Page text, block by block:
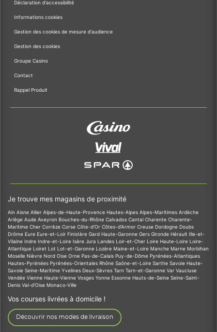
Déclaration d'accessibilité
Informations cookies
Gestion des cookies de mesure d'audience
Gestion des cookies
Groupe Casino
Contact
Rappel Produit
Je trouve mes magasins de proximité
Ain Aisne Allier Alpes-de-Haute-Provence Hautes-Alpes Alpes-Maritimes Ardèche
Ariège Aude Aveyron Bouches-du-Rhône Calvados Cantal Charente Charente-
Maritime Cher Corrèze Corse Côte-d'Or Côtes-d'Armor Creuse Dordogne Doubs
Drôme Eure Eure-et-Loir Finistère Gard Haute-Garonne Gers Gironde Hérault Ille-et-
Vilaine Indre Indre-et-Loire Isère Jura Landes Loir-et-Cher Loire Haute-Loire Loire-
Atlantique Loiret Lot Lot-et-Garonne Lozère Maine-et-Loire Manche Marne Morbihan
Moselle Nièvre Nord Oise Orne Pas-de-Calais Puy-de-Dôme Pyrénées-Atlantiques
Hautes-Pyrénées Pyrénées-Orientales Rhône Saône-et-Loire Sarthe Savoie Haute-
Savoie Seine-Maritime Yvelines Deux-Sèvres Tarn Tarn-et-Garonne Var Vaucluse
Vendée Vienne Haute-Vienne Vosges Yonne Essonne Hauts-de-Seine Seine-Saint-
Denis Val-d'Oise Monaco-Ville
Vos courses livrées à domicile !
Découvrir nos modes de livraison